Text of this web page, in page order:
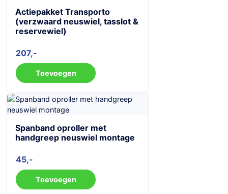
Actiepakket Transporto
(verzwaard neuswiel, tasslot &
reservewiel)
207
Toevoegen
Spanband oproller met
handgreep neuswiel montage
45
Toevoegen